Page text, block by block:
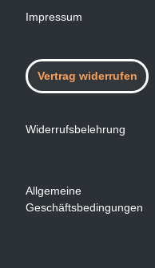
Impressum
Vertrag widerrufen
Widerrufsbelehrung
Allgemeine
Geschäftsbedingungen